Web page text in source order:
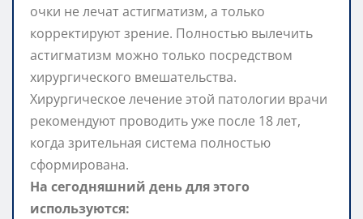
очки не лечат астигматизм, а только
корректируют зрение. Полностью вылечить
астигматизм можно только посредством
хирургического вмешательства.
Хирургическое лечение этой патологии врачи
рекомендуют проводить уже после 18 лет,
когда зрительная система полностью
сформирована.
На сегодняшний день для этого
используются: